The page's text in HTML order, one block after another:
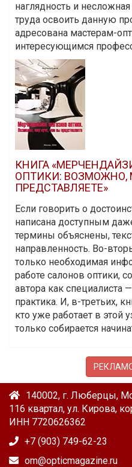
наглядность и
труда освоить данную
адресована мастерам-
интересующимся
КНИГА
ОПТИКИ: ВОЗМОЖНО,
ПРЕДСТАВЛЯЕТЕ»
Если говорить о
написана доступным
термины объяснены,
направленность. Во-
только необходимая
работе салонов оптики,
автора как специалиста
практика. И, в-третьих,
кто уже работает в этой
только собирается
140002, г. Люберцы,
116 квартал, ул. Кирова,
ИНН 7720626362
+7 (903) 749-62-23
om@opticmagazine.ru